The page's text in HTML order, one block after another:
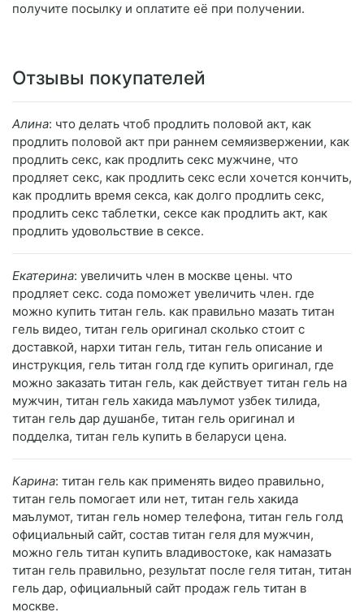
получите посылку и оплатите её при получении.
Отзывы покупателей
Алина: что делать чтоб продлить половой акт, как
продлить половой акт при раннем семяизвержении, как
продлить секс, как продлить секс мужчине, что
продляет секс, как продлить секс если хочется кончить,
как продлить время секса, как долго продлить секс,
продлить секс таблетки, сексе как продлить акт, как
продлить удовольствие в сексе.
Екатерина: увеличить член в москве цены. что
продляет секс. сода поможет увеличить член. где
можно купить титан гель. как правильно мазать титан
гель видео, титан гель оригинал сколько стоит с
доставкой, нархи титан гель, титан гель описание и
инструкция, гель титан голд где купить оригинал, где
можно заказать титан гель, как действует титан гель на
мужчин, титан гель хакида маълумот узбек тилида,
титан гель дар душанбе, титан гель оригинал и
подделка, титан гель купить в беларуси цена.
Карина: титан гель как применять видео правильно,
титан гель помогает или нет, титан гель хакида
маълумот, титан гель номер телефона, титан гель голд
официальный сайт, состав титан геля для мужчин,
можно гель титан купить владивостоке, как намазать
титан гель правильно, результат после геля титан, титан
гель дар, официальный сайт продаж гель титан в
москве.